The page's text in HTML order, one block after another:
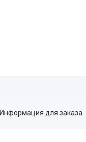
Информация для заказа